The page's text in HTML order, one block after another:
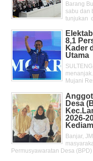
Barang
sabu dan
tunjukan
8,1
Kader
Utama
Mujani
Desa
2026-
Banjar,
Permusyawaratan Desa (BPD)